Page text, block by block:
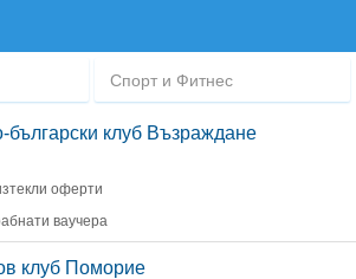
Спорт и Фитнес
български клуб Възраждане
оферти
ваучера
клуб Поморие